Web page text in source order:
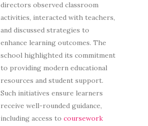
directors observed classroom
activities, interacted with teachers,
and discussed strategies to
enhance learning outcomes. The
school highlighted its commitment
to providing modern educational
resources and student support.
Such initiatives ensure learners
receive well-rounded guidance,
including access to coursework